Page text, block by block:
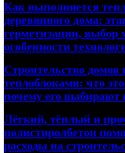
Как выполняется
деревянного дома:
герметизации, выбор
особенности
Строительство
теплоблоками: что
почему его выбирают
Лёгкий, тёплый и
полистиролбетон
расходы на